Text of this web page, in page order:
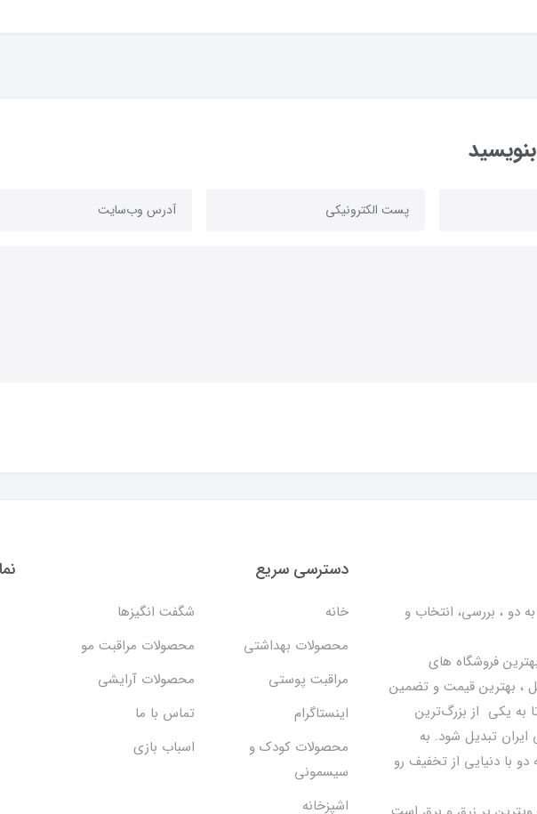
دو ، بررسی، انتخاب و
فروشگاه های
، بهترين قيمت و تضمین
به يكي از بزرگ‌ترين
ایران تبدیل شود. به
با دنیایی از تخفيف رو
دسترسی سریع
خانه
شگفت انگيزها
محصولات بهداشتي
محصولات مراقبت مو
مراقبت پوستی
محصولات آرایشی
اینستاگرام
تماس با ما
محصولات کودک و
سیسمونی
اسباب بازی
اشپزخانه